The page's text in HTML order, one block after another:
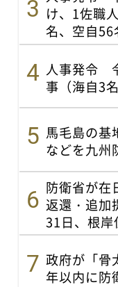
け、1佐職
名、空自56
人事発令
事（海自3名
馬毛島の基
などを九州
防衛省が在
返還・追加
31日、根岸
政府が「
年以内に防